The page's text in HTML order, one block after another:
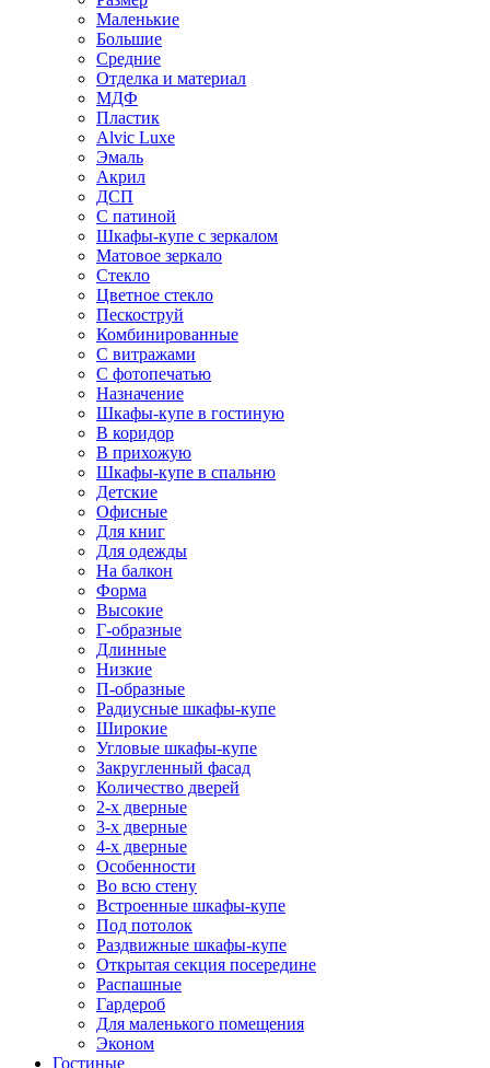
Маленькие
Большие
Средние
Отделка и материал
МДФ
Пластик
Alvic Luxe
Эмаль
Акрил
ДСП
С патиной
Шкафы-купе с зеркалом
Матовое зеркало
Стекло
Цветное стекло
Пескоструй
Комбинированные
С витражами
С фотопечатью
Назначение
Шкафы-купе в гостиную
В коридор
В прихожую
Шкафы-купе в спальню
Детские
Офисные
Для книг
Для одежды
На балкон
Форма
Высокие
Г-образные
Длинные
Низкие
П-образные
Радиусные шкафы-купе
Широкие
Угловые шкафы-купе
Закругленный фасад
Количество дверей
2-х дверные
3-х дверные
4-х дверные
Особенности
Во всю стену
Встроенные шкафы-купе
Под потолок
Раздвижные шкафы-купе
Открытая секция посередине
Распашные
Гардероб
Для маленького помещения
Эконом
Гостиные